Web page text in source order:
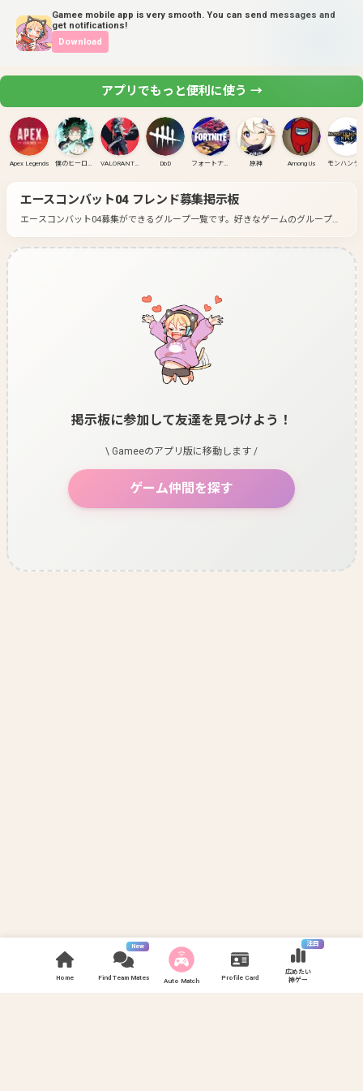
Gamee mobile app is very smooth. You can send messages and
get notifications!
Download
Home
New
Find Team Mates Auto Match Profile Card
注目
広めたい
神ゲー
アプリでもっと便利に使う →
Apex Legends 僕のヒーローアカデミア ULTRA RUMBLE VALORANT(PC) DbD フォートナイト 原神 Among Us
エースコンバット04 フレンド募集掲示板
エースコンバット04募集ができるグループ一覧です。 好きなゲームのグループに
掲示板に参加して友達を見つけよう！
\ Gameeのアプリ版に移動します /
ゲーム仲間を探す